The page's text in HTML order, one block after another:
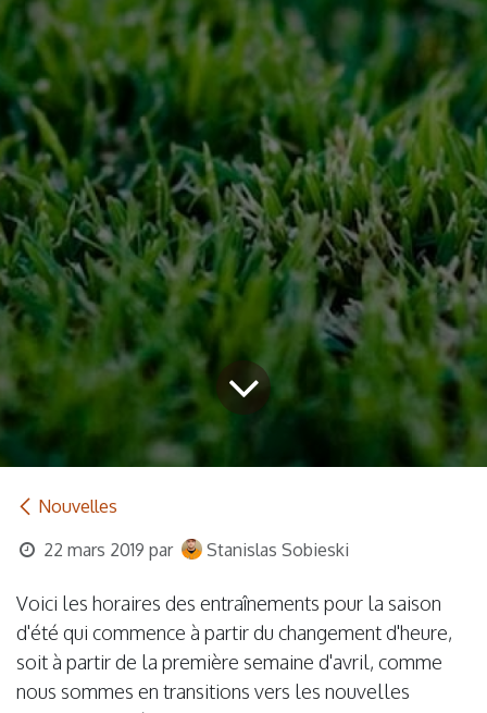
Nouvelles
22 mars 2019 par Stanislas Sobieski
Voici les horaires des entraînements pour la saison
d'été qui commence à partir du changement d'heure,
soit à partir de la première semaine d'avril, comme
nous sommes en transitions vers les nouvelles